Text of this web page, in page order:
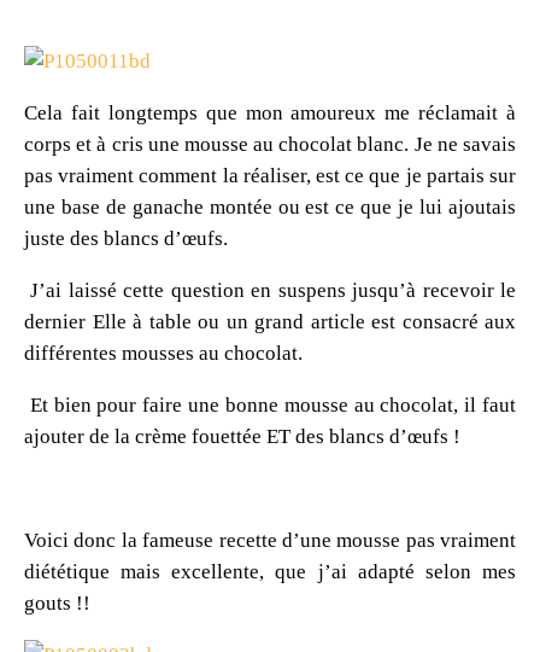
Cela fait longtemps que mon amoureux me réclamait à
corps et à cris une mousse au chocolat blanc. Je ne savais
pas vraiment comment la réaliser, est ce que je partais sur
une base de ganache montée ou est ce que je lui ajoutais
juste des blancs d’œufs.
J’ai laissé cette question en suspens jusqu’à recevoir le
dernier Elle à table ou un grand article est consacré aux
différentes mousses au chocolat.
Et bien pour faire une bonne mousse au chocolat, il faut
ajouter de la crème fouettée ET des blancs d’œufs !
Voici donc la fameuse recette d’une mousse pas vraiment
diététique mais excellente, que j’ai adapté selon mes
gouts !!